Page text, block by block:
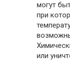
могут
при
или